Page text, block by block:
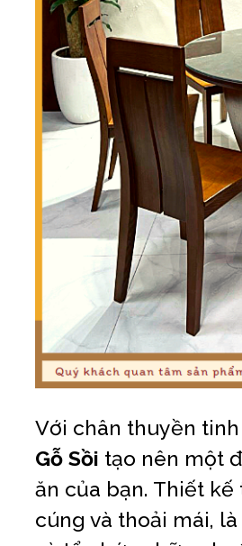
Với chân thuyền tinh
Gỗ Sồi tạo nên một
ăn của bạn. Thiết
cúng và thoải mái,